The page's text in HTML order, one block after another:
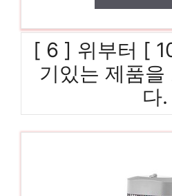
[ 6 ] 위부터 [
기있는 제품을
다.